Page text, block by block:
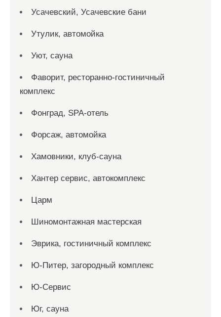
Усачевский, Усачевские бани
Утулик, автомойка
Уют, сауна
Фаворит, ресторанно-гостиничный
комплекс
Фонград, SPA-отель
Форсаж, автомойка
Хамовники, клуб-сауна
Хантер сервис, автокомплекс
Царм
Шиномонтажная мастерская
Эврика, гостиничный комплекс
Ю-Питер, загородный комплекс
Ю-Сервис
Юг, сауна